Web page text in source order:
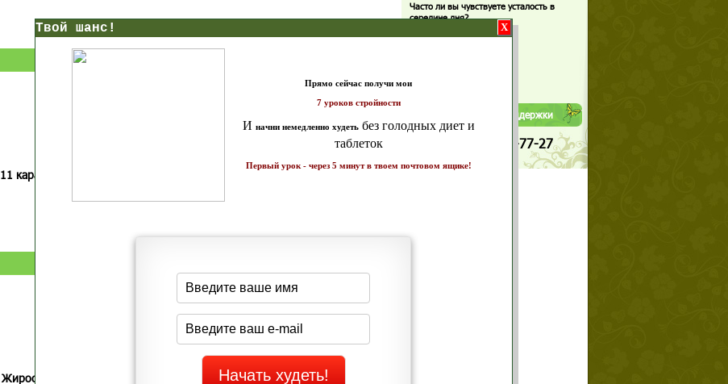
11 каратов стройности для занятых
Простая система похудения
Как запустить жиросжигание за 7
Жиросжигающие меню стройности Экспресс-рецепты для худеющих
Часто ли вы чувствуете усталость в
середине дня?
Да
Телефоны службы поддержки
+7 (909) 421-77-27
Прямо сейчас получи мои
начни немедленно худетьбез голодных диет и
Первый урок - через 5 минут в твоем почтовом ящике!